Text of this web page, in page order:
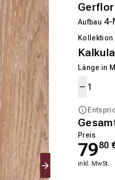
Gerflor
Aufbau
Kollektion
Länge in
Preis
7980
inkl. MwSt.